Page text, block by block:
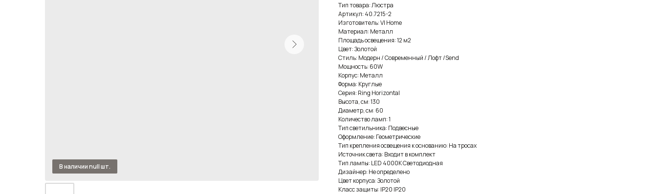
Тип товара: Люстра
Артикул: 40.7215-2
Изготовитель: VI Home
Материал: Металл
Площадь освещения: 12 м2
Цвет: Золотой
Стиль: Модерн / Современный / Лофт /Send
Мощность: 60W
Корпус: Металл
Форма: Круглые
Серия: Ring Horizontal
Высота, см: 130
Диаметр, см: 60
Количество ламп: 1
Тип светильника: Подвесные
Оформление: Геометрические
Тип крепления освещения к основанию: На тросах
Источник света: Входит в комплект
Тип лампы: LED 4000К Светодиодная
Дизайнер: Не определено
Цвет корпуса: Золотой
Класс защиты: IP20 IP20